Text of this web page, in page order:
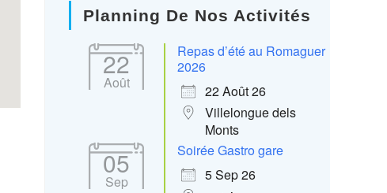
Planning De Nos Activités
22
Août
Repas d’été au Romaguer
2026
22 Août 26
Villelongue dels
Monts
05
Sep
Soirée Gastro gare
5 Sep 26